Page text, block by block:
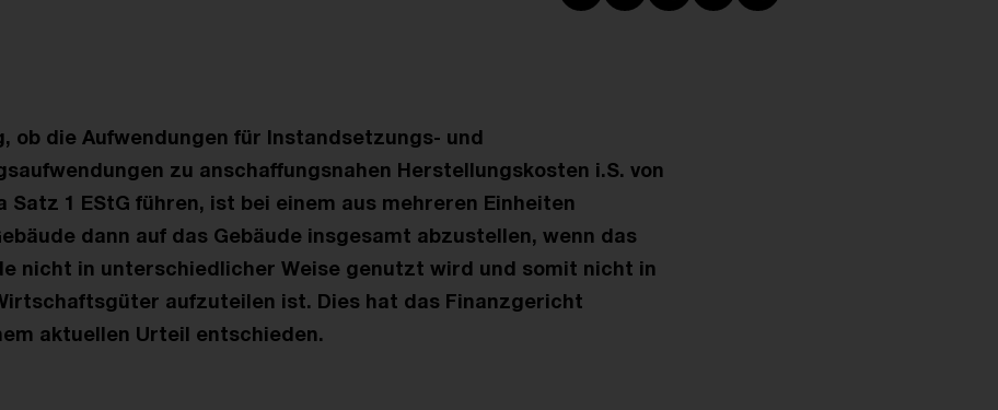
ob die Aufwendungen für Instandsetzungs- und
zu anschaffungsnahen Herstellungskosten i.S. von
Satz 1 EStG führen, ist bei einem aus mehreren Einheiten
dann auf das Gebäude insgesamt abzustellen, wenn das
nicht in unterschiedlicher Weise genutzt wird und somit nicht in
aufzuteilen ist. Dies hat das Finanzgericht
aktuellen Urteil entschieden.